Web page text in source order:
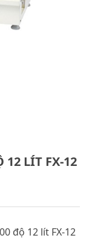
12 LÍT FX-12
độ 12 lít FX-12